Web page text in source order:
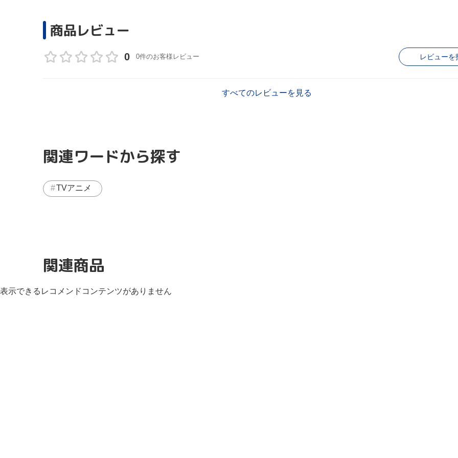
商品レビュー
0 0件のお客様レビュー レビューを
すべてのレビューを見る
関連ワードから探す
TVアニメ
関連商品
表示できるレコメンドコンテンツがありません